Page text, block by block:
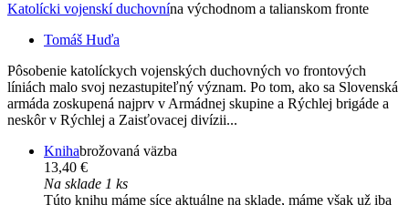
Katolícki vojenskí duchovnína východnom a talianskom fronte
Tomáš Huďa
Pôsobenie katolíckych vojenských duchovných vo frontových
líniách malo svoj nezastupiteľný význam. Po tom, ako sa Slovenská
armáda zoskupená najprv v Armádnej skupine a Rýchlej brigáde a
neskôr v Rýchlej a Zaisťovacej divízii...
Knihabrožovaná väzba
13,40 €
Na sklade 1 ks
Túto knihu máme síce aktuálne na sklade, máme však už iba